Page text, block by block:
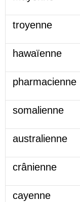
troyenne
hawaïenne
pharmacienne
somalienne
australienne
crânienne
cayenne